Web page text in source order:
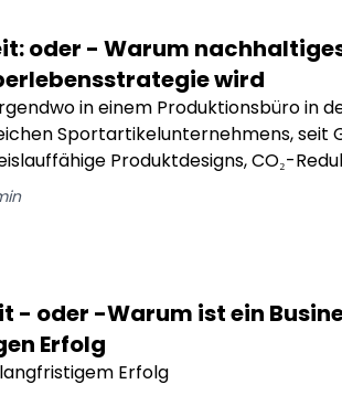
oder - Warum
wird
in einem Produktionsbüro in
Sportartikelunternehmens, seit
Produktdesigns, CO₂-
„Das klingt ja alles gut – aber unsere
oder -Warum ist ein
Erfolg
Erfolg